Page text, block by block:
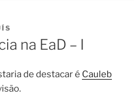
na EaD – I
de destacar é Cauleb